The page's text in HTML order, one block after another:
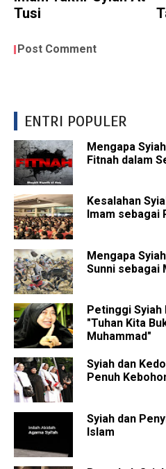
Tusi
Post Comment
ENTRI POPULER
Mengapa
Fitnah dalam
Kesalahan
Imam
Mengapa
Sunni sebagai
Petinggi Syiah
"Tuhan Kita
Muhammad"
Syiah dan
Penuh
Syiah dan
Islam